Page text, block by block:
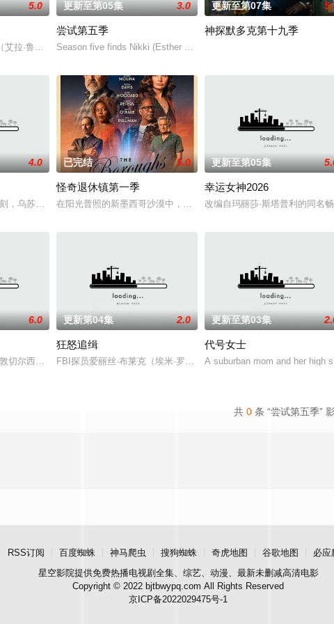
至一位神秘转校生出现。与此同时，专门猎杀青少年的连环杀人魔“The Trawler”
5.0
艾拉·鲁宾 饰）和双胞胎哥哥由养父抚养长大。她无意中继承了神秘外祖父在加拿
更新至第05集 3.0
尝试第五季
Season five finds Nikki (Esther Smith) and Jason (Rafe Spall)
更新至第07集
神探默多克第十九季
4.0
，乌苏拉·伊瓜兰的诅咒成真，和平越来越难维持……该剧改编自诺贝尔文学奖得主
已完结 5.0
怪奇退休镇第一季
在阳光普照的新墨西哥沙漠中，坐落着风景如画的退休镇，小镇致
更新至第05集
幸运女神2026
改编自玛丽莎·斯塔普利的同名
艺术爱好以及新恋情的同时，他学会了如何走出封闭的单身生活。在如此迅速的
6.0
切尔西区为背景的当代犯罪片，住在船屋的探长Max Arnold 虽出生在精致富有的
更新第04集 2.0
狂怒追缉
FBI探员爱丽丝·布莱克（埃米·罗森 饰）深入追查神秘女性连环杀手
更新至第03集
代号女士
A suburban mom and her high
共 0 条 “尝试第五季”
RSS订阅 百度蜘蛛 神马爬虫 搜狗蜘蛛 奇虎地图 谷歌地图
必应
星空影院提供免费热播电视剧全集、综艺、动漫、最新未删减高清电影
Copyright © 2022 bjtbwypq.com All Rights Reserved
京ICP备2022029475号-1